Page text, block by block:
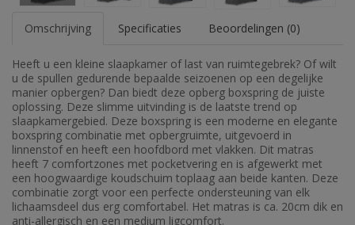
Omschrijving Specificaties Beoordelingen (0)
Heeft u een kleine slaapkamer of last van ruimtegebrek? Of wilt
u de spullen gedurende bepaalde seizoenen op een degelijke
manier opbergen? Dan biedt deze opberg boxspring de juiste
oplossing. Deze slimme uitvinding is de laatste trend op
slaapkamergebied. Deze boxspring is een moderne en elegante
boxspring combinatie met opbergruimte, uitgevoerd in
linnenstof en heeft een hoofdbord met vlakken. Dit matras
heeft 7 comfortzones met pocketvering en is afgewerkt met
een hoogwaardige koudschuim toplaag aan beide kanten. Deze
combinatie zorgt voor een perfecte ondersteuning van elk
lichaamsdeel dus erg comfortabel. Het matras is ca. 20cm dik en
anti-allergisch en een medium ligcomfort.